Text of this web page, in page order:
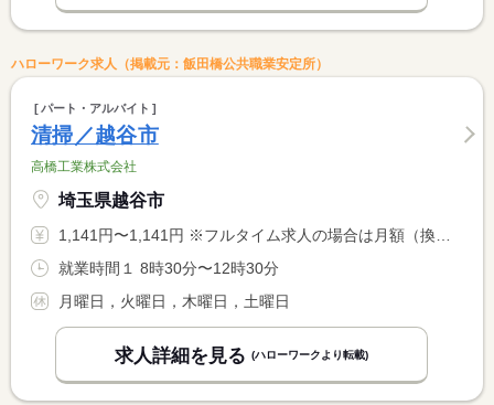
ハローワーク求人（掲載元：飯田橋公共職業安定所）
パート・アルバイト
清掃／越谷市
高橋工業株式会社
埼玉県越谷市
1,141円〜1,141円 ※フルタイム求人の場合は月額（換算額）、パート求人の場合は時間額を表示しています。
就業時間１ 8時30分〜12時30分
月曜日，火曜日，木曜日，土曜日
求人詳細を見る (ハローワークより転載)